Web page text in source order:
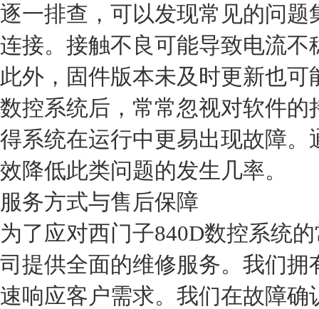
逐一排查，可以发现常见的问
连接。接触不良可能导致电流
此外，固件版本未及时更新也
数控系统后，常常忽视对软件
得系统在运行中更易出现故障
效降低此类问题的发生几率。
服务方式与售后保障
为了应对西门子840D数控系统
司提供全面的维修服务。我们
速响应客户需求。我们在故障